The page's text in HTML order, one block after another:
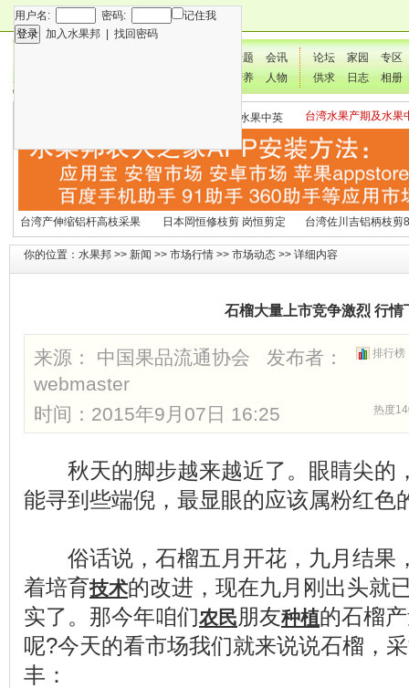
用户名: 密码:
记住我
加入水果邦
找回密码
专题
会讯
营养 人物
论坛 家园
专区
供求
日志 相册
国外水果产期及水果中英
台湾水果产期及水果
文表
台湾产伸缩铝杆高枝采果
剪2270#
日本岡恒修枝剪 岗恒剪定
铗200
台湾佐川吉铝柄枝剪
（欧洲款式）
你的位置： 水果邦 >> 新闻 >> 市场行情 >> 市场动态 >> 详细内容
石榴大量上市竞争激烈 行情
排行榜
来源： 中国果品流通协会 发布者：
webmaster
热度
时间：2015年9月07日 16:25
秋天的脚步越来越近了。眼睛尖的
能寻到些端倪，最显眼的应该属粉红色
俗话说，石榴五月开花，九月结果
着培育技术的改进，现在九月刚出头就
实了。那今年咱们农民朋友种植的石榴
呢?今天的看市场我们就来说说石榴，
丰：